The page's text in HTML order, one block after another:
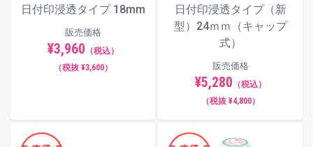
日付印浸透タイプ 18mm
販売価格
¥3,960 （税込）
（税抜 ¥3,600）
日付印浸透タイプ（新
型）24ｍｍ（キャップ
式）
販売価格
¥5,280 （税込）
（税抜 ¥4,800）